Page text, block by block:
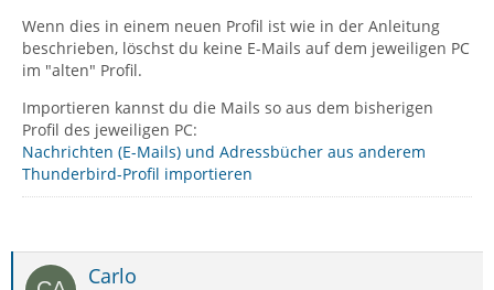
Wenn dies in einem neuen Profil ist wie in der Anleitung
beschrieben, löschst du keine E-Mails auf dem jeweiligen PC
im "alten" Profil.
Importieren kannst du die Mails so aus dem bisherigen
Profil des jeweiligen PC:
Nachrichten (E-Mails) und Adressbücher aus anderem
Thunderbird-Profil importieren
Carlo